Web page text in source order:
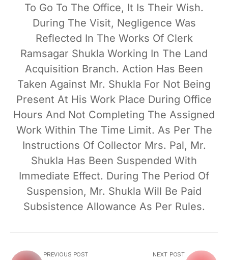
To Go To The Office, It Is Their Wish.
During The Visit, Negligence Was
Reflected In The Works Of Clerk
Ramsagar Shukla Working In The Land
Acquisition Branch. Action Has Been
Taken Against Mr. Shukla For Not Being
Present At His Work Place During Office
Hours And Not Completing The Assigned
Work Within The Time Limit. As Per The
Instructions Of Collector Mrs. Pal, Mr.
Shukla Has Been Suspended With
Immediate Effect. During The Period Of
Suspension, Mr. Shukla Will Be Paid
Subsistence Allowance As Per Rules.
PREVIOUS POST NEXT POST